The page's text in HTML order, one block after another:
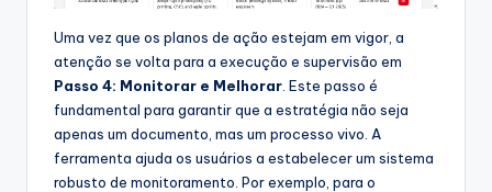
Uma vez que os planos de ação estejam em vigor, a
atenção se volta para a execução e supervisão em
Passo 4: Monitorar e Melhorar . Este passo é
fundamental para garantir que a estratégia não seja
apenas um documento, mas um processo vivo. A
ferramenta ajuda os usuários a estabelecer um sistema
robusto de monitoramento. Por exemplo, para o